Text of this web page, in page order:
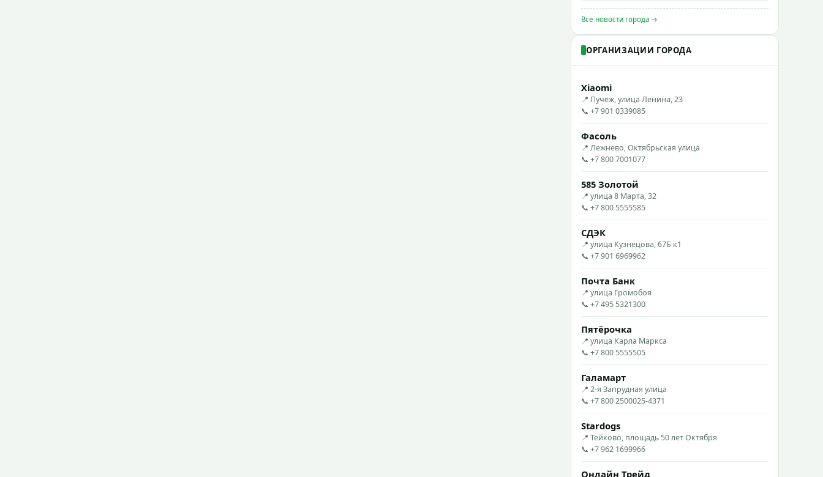
Все новости города →
ОРГАНИЗАЦИИ ГОРОДА
Xiaomi
📍 Пучеж, улица Ленина, 23
📞 +7 901 0339085
Фасоль
📍 Лежнево, Октябрьская улица
📞 +7 800 7001077
585 Золотой
📍 улица 8 Марта, 32
📞 +7 800 5555585
СДЭК
📍 улица Кузнецова, 67Б к1
📞 +7 901 6969962
Почта Банк
📍 улица Громобоя
📞 +7 495 5321300
Пятёрочка
📍 улица Карла Маркса
📞 +7 800 5555505
Галамарт
📍 2-я Запрудная улица
📞 +7 800 2500025-4371
Stardogs
📍 Тейково, площадь 50 лет Октября
📞 +7 962 1699966
Онлайн Трейд